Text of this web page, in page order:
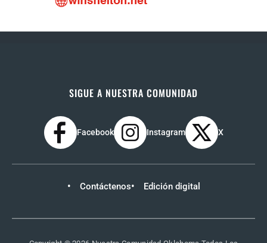
SIGUE A NUESTRA COMUNIDAD
Facebook Instagram X
Contáctenos Edición digital